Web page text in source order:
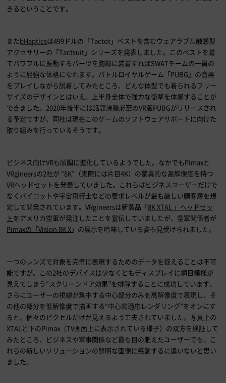
きるということです。
またbHapticsは499 ドルの「Tactot」ベストを含むウェアラブル触感型
アクセサリーの「Tactsuit」シリーズを発表しました。このベストを着
てパワフルに振動するパーツを胸部に装着すればSWATチームの一員の
ように屈強な体格になれます。バトルロイヤルゲーム「PUBG 」の音楽
をプレイしながら試着してみたところ、どんな体型でも着られるフリー
サイズのデザインとはいえ、上半身全体で強力な衝撃を体感することが
できました。 2020年後半には話題沸騰必至のVR版PUBGがリリースされ
る予定ですが、同社は現在このゲームのソフトウェアサポートに向けた
取り組みを行っているそうです。
ビジネス向けVRも順調に進化しているようでした。なかでもPimaxと
VRgineersの2社が “8K”（実際には片目4K）の驚異的な高解像度を持つ
VRヘッドセットを発表していました。これらはビジネスユーザーだけで
なくパイロットや宇宙飛行士などの要求レベルが最も厳しい顧客層を想
定して開発されています。VRgineersは新製品「8K XTAL 」ヘッドセッ
トをアメリカ空軍が発注したことを宣伝していましたが、空軍関係者が
Pimaxの「Vision 8K X」 の展示を吟味している姿も見受けられました。
一つのレンズで対象を完璧に表現するためのデータを捉えることは不可
能ですが、この2社のデバイスは少なくともディスプレイに網目模様が
見えてしまう“スクリーンドア効果”を排除することに成功しています。
さらにユーザーの視線が集中する中心部分のみを高解像度で表現し、そ
の他の部分を低解像度で描画する“中心窩適応レンダリング”をオンにす
ると、個々のピクセルだけが見えるよう工夫されていました。写真上の
XTAL と下のPimax （TV画面上に表示されている様子）の双方を検証して
みたところ、ビジネスや軍事関係など最も目の肥えたユーザーでも、こ
れらの新しいソリューションの鮮明な画像に感動するに違いないと思い
ました。